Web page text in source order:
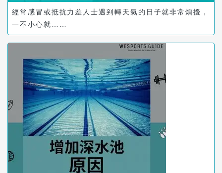
經常感冒或抵抗力差人士遇到轉天氣的日子就非常煩擾，
一不小心就……